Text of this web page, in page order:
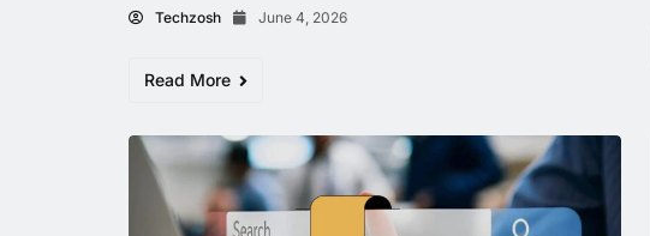
Techzosh June 4, 2026
Read More